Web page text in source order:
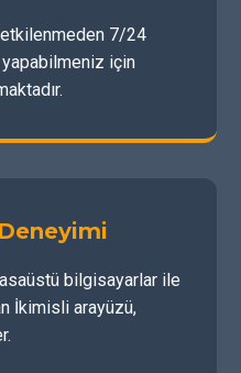
7/24
için
bilgisayarlar ile
İkimisli arayüzü,